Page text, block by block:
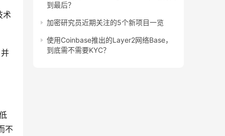
术
不
到最后？
加密研究员近期关注的5个新项目一览
使用Coinbase推出的Layer2网络Base，
到底需不需要KYC？